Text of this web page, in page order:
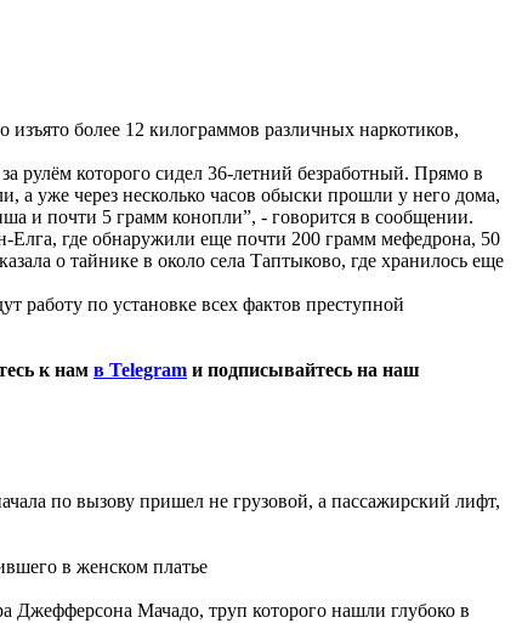
более 12 килограммов различных наркотиков,
которого сидел 36-летний безработный. Прямо в
уже через несколько часов обыски прошли у него дома,
и почти 5 грамм конопли”, - говорится в сообщении.
Елга, где обнаружили еще почти 200 грамм мефедрона, 50
о тайнике в около села Таптыково, где хранилось еще
работу по установке всех фактов преступной
к нам в Telegram и подписывайтесь на наш
по вызову пришел не грузовой, а пассажирский лифт,
в женском платье
Джефферсона Мачадо, труп которого нашли глубоко в